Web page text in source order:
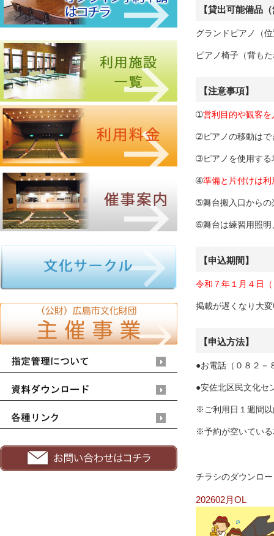
【貸出可能備品
グランドピアノ（
ピアノ椅子（背も
【注意事項】
➀営利目的や観客
➁ピアノの移動はで
➂ピアノを使用する
➃準備と片付けは
➄舞台搬入口からの
➅舞台は練習用照明
【申込期間】
令和７年１月４日
掲載が遅くなり大
【申込方法】
●お電話（０８２－
●安佐北区民文化セ
※ご利用日１週間
※予約が空いている
チラシのダウンロ
202602月OL